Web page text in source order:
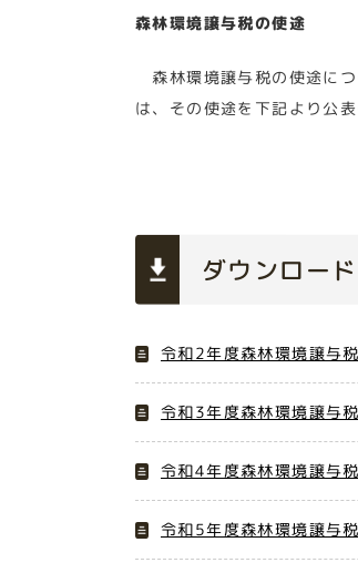
森林環境譲与税の使途
森林環境譲与税の使途に
は、その使途を下記より公表
ダウンロード
令和2年度森林環境譲与
令和3年度森林環境譲与
令和4年度森林環境譲与
令和5年度森林環境譲与